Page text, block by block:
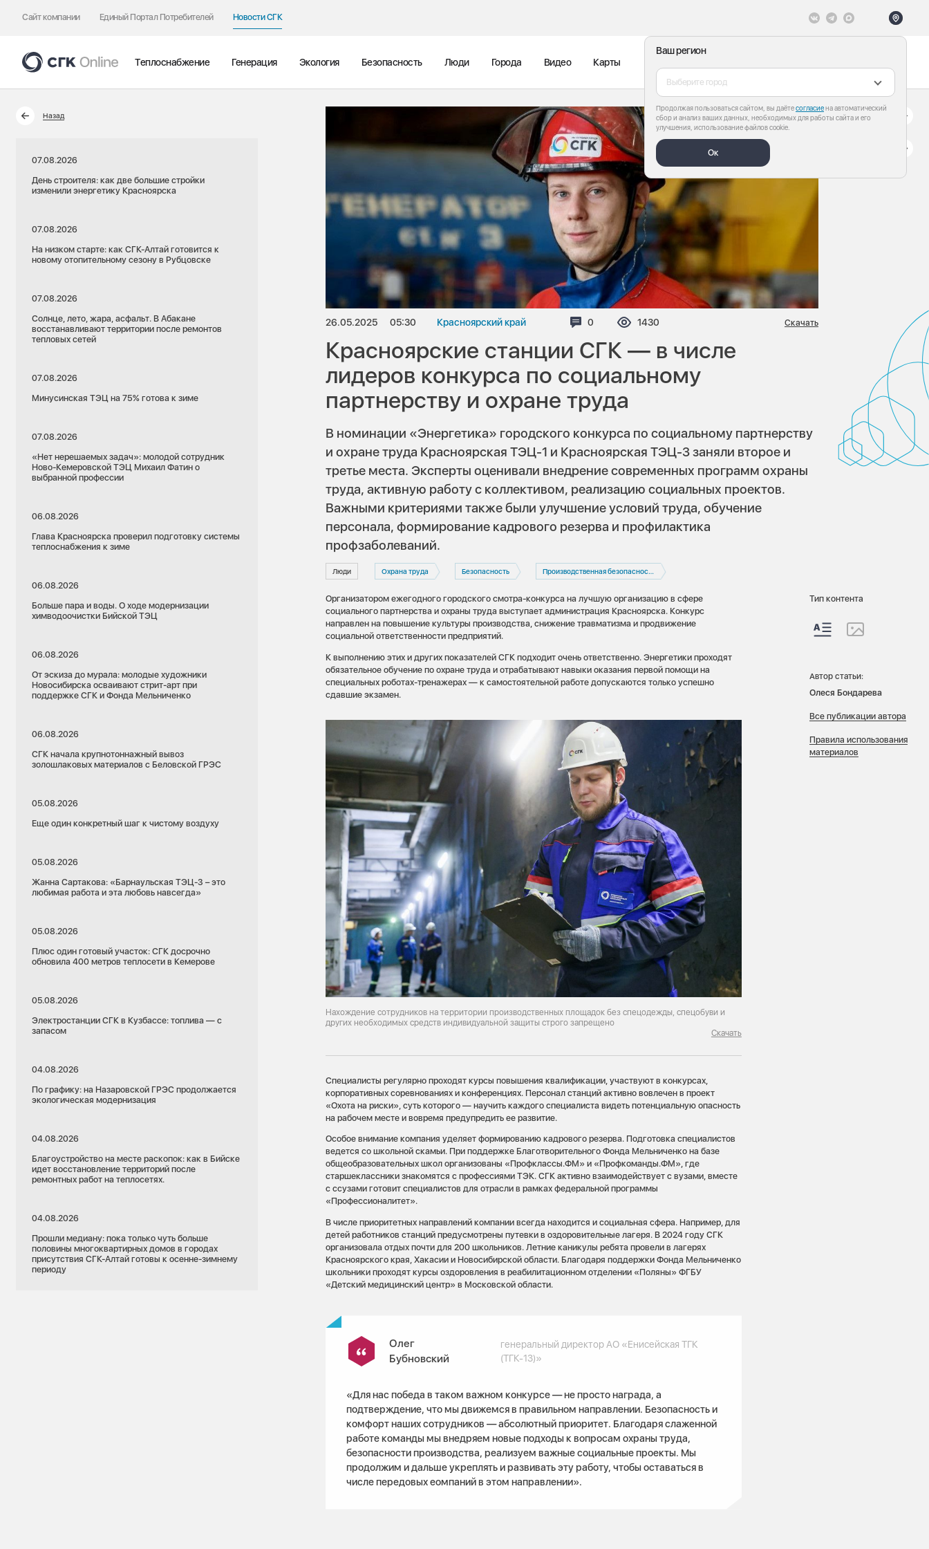
Сайт компании Единый Портал Потребителей Новости СГК
Ваш регион
Выберите город
Продолжая пользоваться сайтом, вы даётесогласиена автоматический
сбор и анализ ваших данных, необходимых для работы сайта и его
улучшения, использование файлов cookie.
Ок
Теплоснабжение Генерация Экология Безопасность Люди Города Видео Карты
Назад
07.08.2026
День строителя: как две большие стройки
изменили энергетику Красноярска
07.08.2026
На низком старте: как СГК-Алтай готовится к
новому отопительному сезону в Рубцовске
07.08.2026
Солнце, лето, жара, асфальт. В Абакане
восстанавливают территории после ремонтов
тепловых сетей
07.08.2026
Минусинская ТЭЦ на 75% готова к зиме
07.08.2026
«Нет нерешаемых задач»: молодой сотрудник
Ново-Кемеровской ТЭЦ Михаил Фатин о
выбранной профессии
06.08.2026
Глава Красноярска проверил подготовку системы
теплоснабжения к зиме
06.08.2026
Больше пара и воды. О ходе модернизации
химводоочистки Бийской ТЭЦ
06.08.2026
От эскиза до мурала: молодые художники
Новосибирска осваивают стрит-арт при
поддержке СГК и Фонда Мельниченко
06.08.2026
СГК начала крупнотоннажный вывоз
золошлаковых материалов с Беловской ГРЭС
05.08.2026
Еще один конкретный шаг к чистому воздуху
05.08.2026
Жанна Сартакова: «Барнаульская ТЭЦ-3 – это
любимая работа и эта любовь навсегда»
05.08.2026
Плюс один готовый участок: СГК досрочно
обновила 400 метров теплосети в Кемерове
05.08.2026
Электростанции СГК в Кузбассе: топлива — с
запасом
04.08.2026
По графику: на Назаровской ГРЭС продолжается
экологическая модернизация
04.08.2026
Благоустройство на месте раскопок: как в Бийске
идет восстановление территорий после
ремонтных работ на теплосетях.
04.08.2026
Прошли медиану: пока только чуть больше
половины многоквартирных домов в городах
присутствия СГК-Алтай готовы к осенне-зимнему
периоду
26.05.2025 05:30 Красноярский край Комментариев:
0 Просмотров:
1430 Скачать
Красноярские станции СГК — в числе
лидеров конкурса по социальному
партнерству и охране труда
В номинации «Энергетика» городского конкурса по социальному партнерству
и охране труда Красноярская ТЭЦ-1 и Красноярская ТЭЦ-3 заняли второе и
третье места. Эксперты оценивали внедрение современных программ охраны
труда, активную работу с коллективом, реализацию социальных проектов.
Важными критериями также были улучшение условий труда, обучение
персонала, формирование кадрового резерва и профилактика
профзаболеваний.
Люди Охрана труда Безопасность Производственная безопасность
Организатором ежегодного городского смотра-конкурса на лучшую организацию в сфере
социального партнерства и охраны труда выступает администрация Красноярска. Конкурс
направлен на повышение культуры производства, снижение травматизма и продвижение
социальной ответственности предприятий.
К выполнению этих и других показателей СГК подходит очень ответственно. Энергетики проходят
обязательное обучение по охране труда и отрабатывают навыки оказания первой помощи на
специальных роботах-тренажерах — к самостоятельной работе допускаются только успешно
сдавшие экзамен.
Нахождение сотрудников на территории производственных площадок без спецодежды, спецобуви и
других необходимых средств индивидуальной защиты строго запрещено
Скачать
Специалисты регулярно проходят курсы повышения квалификации, участвуют в конкурсах,
корпоративных соревнованиях и конференциях. Персонал станций активно вовлечен в проект
«Охота на риски», суть которого — научить каждого специалиста видеть потенциальную опасность
на рабочем месте и вовремя предупредить ее развитие.
Особое внимание компания уделяет формированию кадрового резерва. Подготовка специалистов
ведется со школьной скамьи. При поддержке Благотворительного Фонда Мельниченко на базе
общеобразовательных школ организованы «Профклассы.ФМ» и «Профкоманды.ФМ», где
старшеклассники знакомятся с профессиями ТЭК. СГК активно взаимодействует с вузами, вместе
с ссузами готовит специалистов для отрасли в рамках федеральной программы
«Профессионалитет».
В числе приоритетных направлений компании всегда находится и социальная сфера. Например, для
детей работников станций предусмотрены путевки в оздоровительные лагеря. В 2024 году СГК
организовала отдых почти для 200 школьников. Летние каникулы ребята провели в лагерях
Красноярского края, Хакасии и Новосибирской области. Благодаря поддержки Фонда Мельниченко
школьники проходят курсы оздоровления в реабилитационном отделении «Поляны» ФГБУ
«Детский медицинский центр» в Московской области.
Олег
Бубновский
генеральный директор АО «Енисейская ТГК
(ТГК-13)»
«Для нас победа в таком важном конкурсе — не просто награда, а
подтверждение, что мы движемся в правильном направлении. Безопасность и
комфорт наших сотрудников — абсолютный приоритет. Благодаря слаженной
работе команды мы внедряем новые подходы к вопросам охраны труда,
безопасности производства, реализуем важные социальные проекты. Мы
продолжим и дальше укреплять и развивать эту работу, чтобы оставаться в
числе передовых еомпаний в этом направлении».
Тип контента
Автор статьи:
Олеся Бондарева
Все публикации автора
Правила использования
материалов